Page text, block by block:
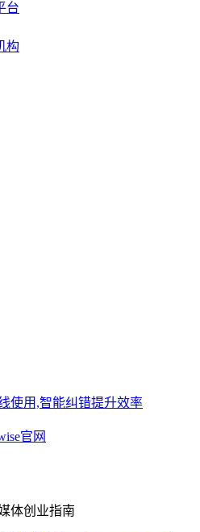
台
构
使用,智能纠错提升效率
官网
体创业指南